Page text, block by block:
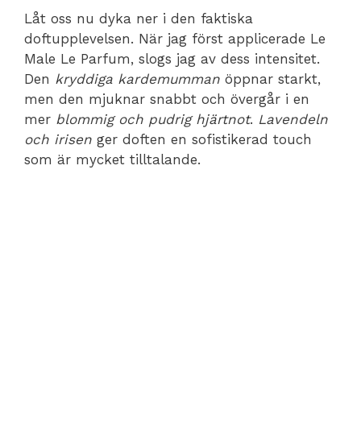
Låt oss nu dyka ner i den faktiska
doftupplevelsen. När jag först applicerade Le
Male Le Parfum, slogs jag av dess intensitet.
Den kryddiga kardemumman öppnar starkt,
men den mjuknar snabbt och övergår i en
mer blommig och pudrig hjärtnot. Lavendeln
och irisen ger doften en sofistikerad touch
som är mycket tilltalande.